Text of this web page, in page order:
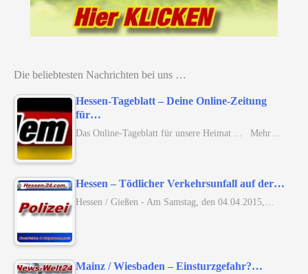
Die beliebtesten Nachrichten bei uns …
Hessen-Tageblatt – Deine Online-Zeitung
für…
Das Online-Tageblatt für unsere Heimat ... Mehr…
Hessen – Tödlicher Verkehrsunfall auf der…
Hessen / Gießen - Am Samstag, den 04.04.2015,…
Mainz / Wiesbaden – Einsturzgefahr?…